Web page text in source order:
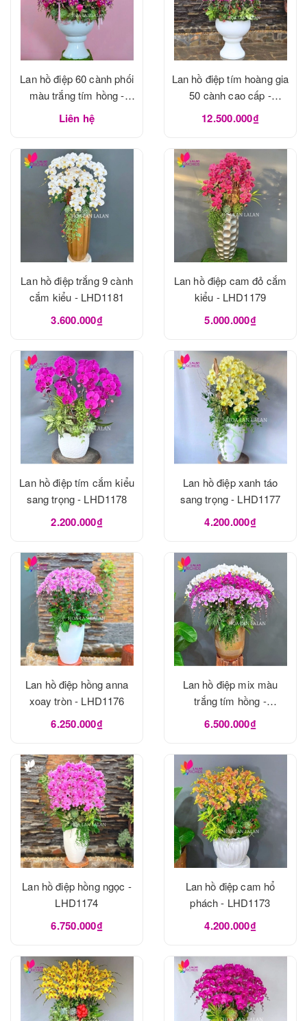
Lan hồ điệp 60 cành phối
màu trắng tím hồng -
LHD1183
Liên hệ
Lan hồ điệp tím hoàng gia
50 cành cao cấp -
LHD1182
12.500.000₫
Lan hồ điệp trắng 9 cành
cắm kiểu - LHD1181
3.600.000₫
Lan hồ điệp cam đỏ cắm
kiểu - LHD1179
5.000.000₫
Lan hồ điệp tím cắm kiểu
sang trọng - LHD1178
2.200.000₫
Lan hồ điệp xanh táo
sang trọng - LHD1177
4.200.000₫
Lan hồ điệp hồng anna
xoay tròn - LHD1176
6.250.000₫
Lan hồ điệp mix màu
trắng tím hồng -
LHD1175
6.500.000₫
Lan hồ điệp hồng ngọc -
LHD1174
6.750.000₫
Lan hồ điệp cam hổ
phách - LHD1173
4.200.000₫